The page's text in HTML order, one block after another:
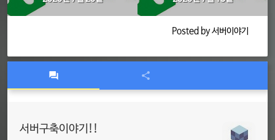
Posted by 서버이야기
서버구축이야기!!